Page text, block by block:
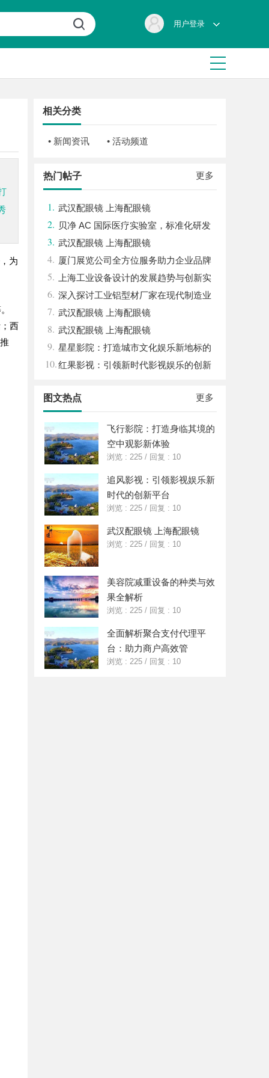
用户登录
为
西
相关分类
• 新闻资讯 • 活动频道
更多
热门帖子
1. 武汉配眼镜 上海配眼镜
2. 贝净 AC 国际医疗实验室，标准化研发
体系全解析
3. 武汉配眼镜 上海配眼镜
4. 厦门展览公司全方位服务助力企业品牌
打造与市场开拓
5.
上海工业设备设计的发展趋势与创新实
践探索
6. 深入探讨工业铝型材厂家在现代制造业
中的重要角色与发展趋势
7. 武汉配眼镜 上海配眼镜
8. 武汉配眼镜 上海配眼镜
9. 星星影院：打造城市文化娱乐新地标的
璀璨明珠
10.红果影视：引领新时代影视娱乐的创新
更多
图文热点
飞行影院：打造身临其境的
空中观影新体验
浏览 : 225 / 回复 : 10
追风影视：引领影视娱乐新
时代的创新平台
浏览 : 225 / 回复 : 10
武汉配眼镜 上海配眼镜
浏览 : 225 / 回复 : 10
美容院减重设备的种类与效
果全解析
浏览 : 225 / 回复 : 10
全面解析聚合支付代理平
台：助力商户高效管
浏览 : 225 / 回复 : 10